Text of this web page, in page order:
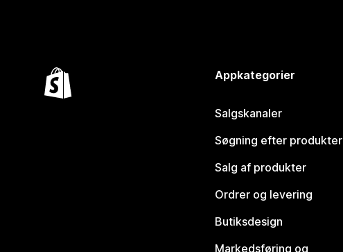
Appkategorier
Salgskanaler
Søgning efter produkter
Salg af produkter
Ordrer og levering
Butiksdesign
Markedsføring og